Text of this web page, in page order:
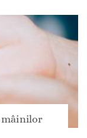
mâinilor